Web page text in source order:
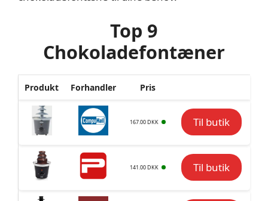
Top 9
Chokoladefontæner
Produkt Forhandler Pris
167.00 DKK Til butik
141.00 DKK Til butik